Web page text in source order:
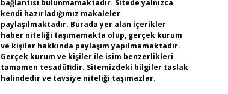
bağlantısı bulunmamaktadır. Sitede yalnızca
kendi hazırladığımız makaleler
paylaşılmaktadır. Burada yer alan içerikler
haber niteliği taşımamakta olup, gerçek kurum
ve kişiler hakkında paylaşım yapılmamaktadır.
Gerçek kurum ve kişiler ile isim benzerlikleri
tamamen tesadüfidir. Sitemizdeki bilgiler taslak
halindedir ve tavsiye niteliği taşımazlar.